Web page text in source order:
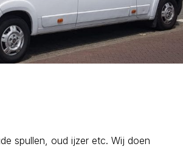
spullen, oud ijzer etc. Wij doen